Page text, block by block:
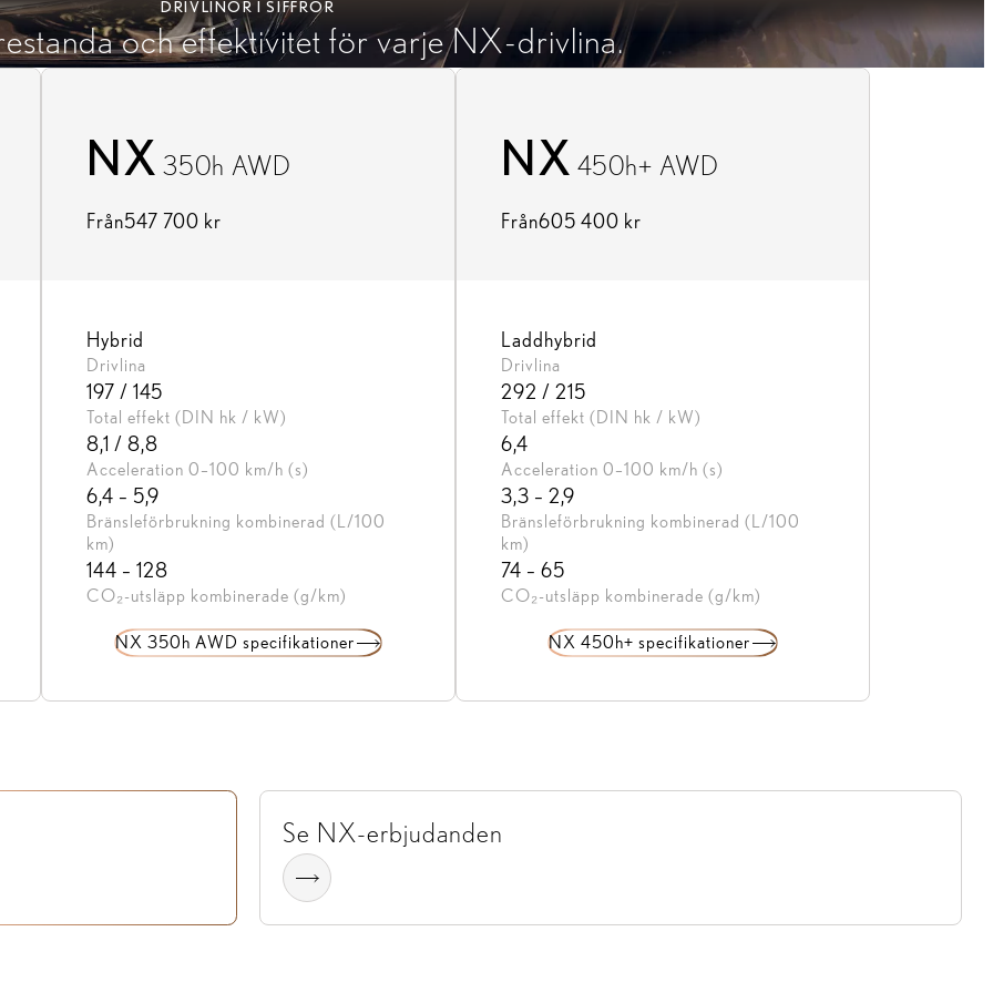
och effektivitet för varje NX-drivlina.
DRIVLINOR I SIFFROR
NX 350h AWD
Från547 700 kr
Drivlina
Hybrid
Total effekt (DIN hk / kW)
197 / 145
Acceleration 0–100 km/h (s)
8,1 / 8,8
Bränsleförbrukning kombinerad (L/100
km)
6,4 – 5,9
CO₂-utsläpp kombinerade (g/km)
144 – 128
NX 350h AWD specifikationer
NX 450h+ AWD
Från605 400 kr
Drivlina
Laddhybrid
Total effekt (DIN hk / kW)
292 / 215
Acceleration 0–100 km/h (s)
6,4
Bränsleförbrukning kombinerad (L/100
km)
3,3 – 2,9
CO₂-utsläpp kombinerade (g/km)
74 – 65
NX 450h+ specifikationer
Se NX-erbjudanden